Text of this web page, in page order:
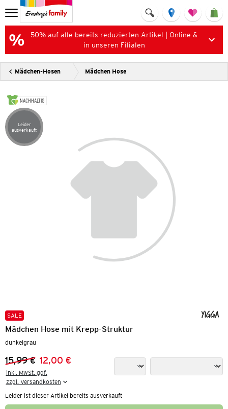
50% auf alle bereits reduzierten Artikel | Online &
in unseren Filialen
Mädchen-Hosen Mädchen Hose
NACHHALTIG
Artikel leider ausverkauft
Leider
ausverkauft
SALE
Mädchen Hose mit Krepp-Struktur
dunkelgrau
Vorheriger Preis:
15,99 €
Neuer Preis:
12,00 €
inkl. MwSt. ggf.
zzgl. Versandkosten
Leider ist dieser Artikel bereits ausverkauft